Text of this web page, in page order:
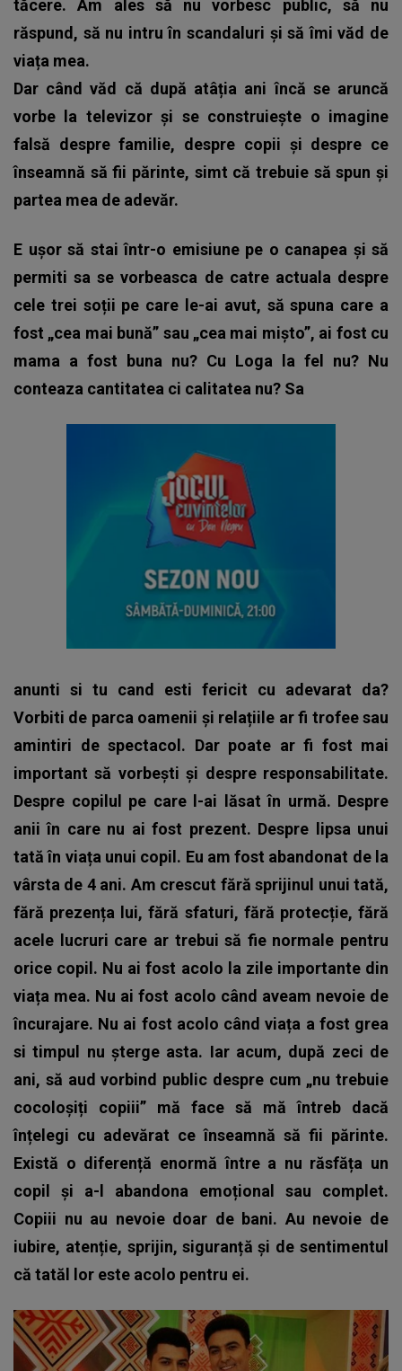
tăcere. Am ales să nu vorbesc public, să nu
răspund, să nu intru în scandaluri și să îmi văd de
viața mea.
Dar când văd că după atâția ani încă se aruncă
vorbe la televizor și se construiește o imagine
falsă despre familie, despre copii și despre ce
înseamnă să fii părinte, simt că trebuie să spun și
partea mea de adevăr.
E ușor să stai într-o emisiune pe o canapea și să
permiti sa se vorbeasca de catre actuala despre
cele trei soții pe care le-ai avut, să spuna care a
fost „cea mai bună” sau „cea mai mișto”, ai fost cu
mama a fost buna nu? Cu Loga la fel nu? Nu
conteaza cantitatea ci calitatea nu? Sa
anunti si tu cand esti fericit cu adevarat da?
Vorbiti de parca oamenii și relațiile ar fi trofee sau
amintiri de spectacol. Dar poate ar fi fost mai
important să vorbești și despre responsabilitate.
Despre copilul pe care l-ai lăsat în urmă. Despre
anii în care nu ai fost prezent. Despre lipsa unui
tată în viața unui copil. Eu am fost abandonat de la
vârsta de 4 ani. Am crescut fără sprijinul unui tată,
fără prezența lui, fără sfaturi, fără protecție, fără
acele lucruri care ar trebui să fie normale pentru
orice copil. Nu ai fost acolo la zile importante din
viața mea. Nu ai fost acolo când aveam nevoie de
încurajare. Nu ai fost acolo când viața a fost grea
si timpul nu șterge asta. Iar acum, după zeci de
ani, să aud vorbind public despre cum „nu trebuie
cocoloșiți copiii” mă face să mă întreb dacă
înțelegi cu adevărat ce înseamnă să fii părinte.
Există o diferență enormă între a nu răsfăța un
copil și a-l abandona emoțional sau complet.
Copiii nu au nevoie doar de bani. Au nevoie de
iubire, atenție, sprijin, siguranță și de sentimentul
că tatăl lor este acolo pentru ei.